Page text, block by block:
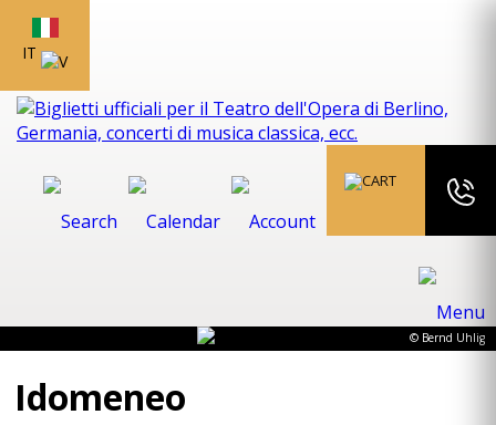
IT
© Bernd Uhlig
Idomeneo